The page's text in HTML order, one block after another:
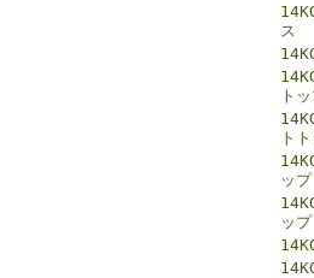
ス
ト
ト
ップ
ップ